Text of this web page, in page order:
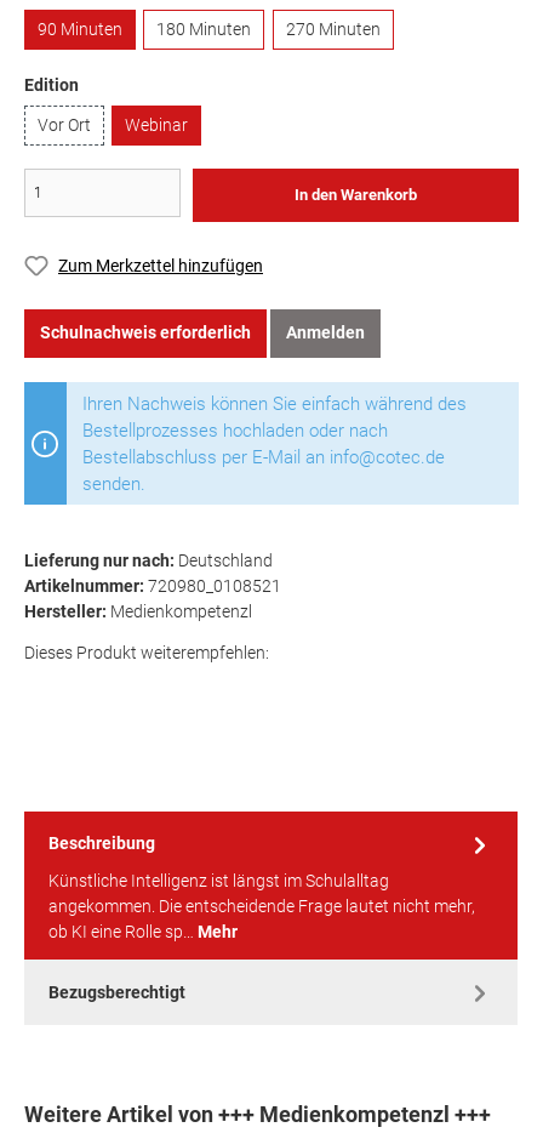
90 Minuten
180 Minuten 270 Minuten
Edition
Vor Ort
Webinar
In den Warenkorb
Zum Merkzettel hinzufügen
Schulnachweis erforderlich Anmelden
Ihren Nachweis können Sie einfach während des
Bestellprozesses hochladen oder nach
Bestellabschluss per E-Mail an info@cotec.de
senden.
Lieferung nur nach: Deutschland
Artikelnummer: 720980_0108521
Hersteller: Medienkompetenzl
Dieses Produkt weiterempfehlen:
Beschreibung
Künstliche Intelligenz ist längst im Schulalltag
angekommen. Die entscheidende Frage lautet nicht mehr,
ob KI eine Rolle sp… Mehr
Bezugsberechtigt
Weitere Artikel von +++ Medienkompetenzl +++